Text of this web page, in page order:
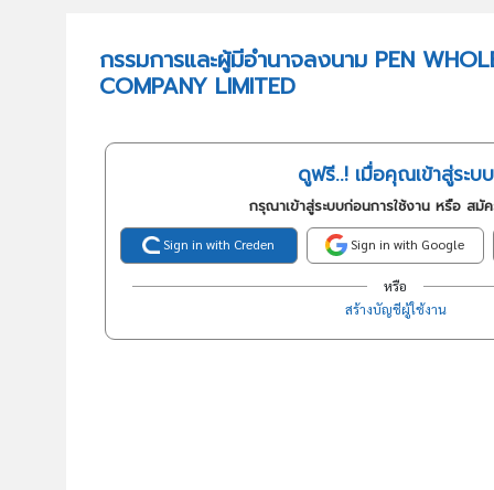
กรรมการและผู้มีอำนาจลงนาม PEN
COMPANY LIMITED
ดูฟรี..! เมื่อคุณเข้าสู่ระบบ
กรุณาเข้าสู่ระบบก่อนการใช้งาน หรือ สมั
Sign in with Creden Sign in with Google
หรือ
สร้างบัญชีผู้ใช้งาน